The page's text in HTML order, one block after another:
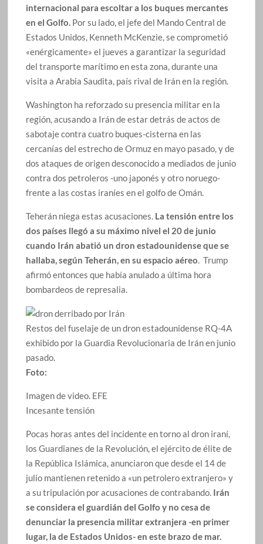
internacional para escoltar a los buques mercantes
en el Golfo. Por su lado, el jefe del Mando Central de
Estados Unidos, Kenneth McKenzie, se comprometió
«enérgicamente» el jueves a garantizar la seguridad
del transporte marítimo en esta zona, durante una
visita a Arabia Saudita, país rival de Irán en la región.
Washington ha reforzado su presencia militar en la
región, acusando a Irán de estar detrás de actos de
sabotaje contra cuatro buques-cisterna en las
cercanías del estrecho de Ormuz en mayo pasado, y de
dos ataques de origen desconocido a mediados de junio
contra dos petroleros -uno japonés y otro noruego-
frente a las costas iraníes en el golfo de Omán.
Teherán niega estas acusaciones. La tensión entre los
dos países llegó a su máximo nivel el 20 de junio
cuando Irán abatió un dron estadounidense que se
hallaba, según Teherán, en su espacio aéreo . Trump
afirmó entonces que había anulado a última hora
bombardeos de represalia.
Restos del fuselaje de un dron estadounidense RQ-4A
exhibido por la Guardia Revolucionaria de Irán en junio
pasado.
Foto:
Imagen de video. EFE
Incesante tensión
Pocas horas antes del incidente en torno al dron iraní,
los Guardianes de la Revolución, el ejército de élite de
la República Islámica, anunciaron que desde el 14 de
julio mantienen retenido a «un petrolero extranjero» y
a su tripulación por acusaciones de contrabando. Irán
se considera el guardián del Golfo y no cesa de
denunciar la presencia militar extranjera -en primer
lugar, la de Estados Unidos- en este brazo de mar.